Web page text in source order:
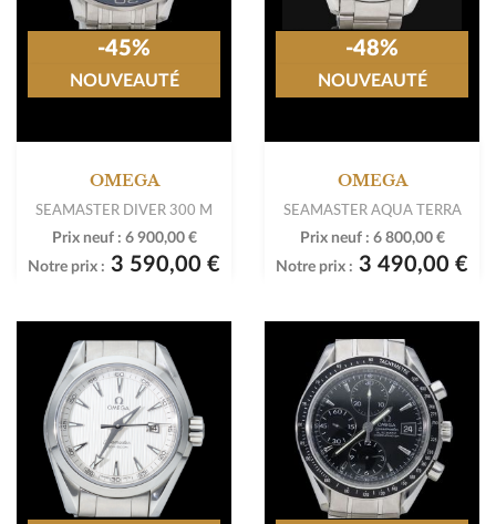
OMEGA
SEAMASTER DIVER 300 M
Prix neuf : 6 900,00 €
Notre prix : 3 590,00 €
-45%
NOUVEAUTÉ
OMEGA
SEAMASTER AQUA TERRA
Prix neuf : 6 800,00 €
Notre prix : 3 490,00 €
-48%
NOUVEAUTÉ